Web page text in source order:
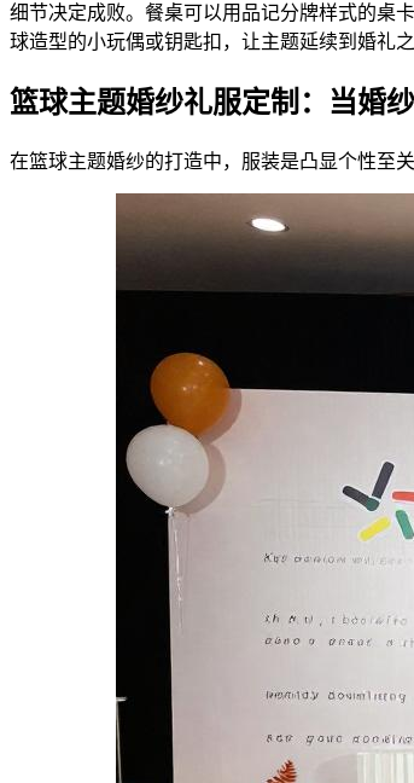
细节决定成败。餐桌可以用品记分牌样式的桌
球造型的小玩偶或钥匙扣，让主题延续到婚礼
篮球主题婚纱礼服定制：当婚
在篮球主题婚纱的打造中，服装是凸显个性至